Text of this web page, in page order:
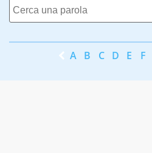
A B C D E F